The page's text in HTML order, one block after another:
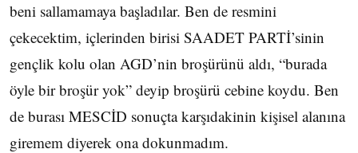
beni sallamamaya başladılar. Ben de resmini
çekecektim, içlerinden birisi SAADET PARTİ’sinin
gençlik kolu olan AGD’nin broşürünü aldı, “burada
öyle bir broşür yok” deyip broşürü cebine koydu. Ben
de burası MESCİD sonuçta karşıdakinin kişisel alanına
giremem diyerek ona dokunmadım.